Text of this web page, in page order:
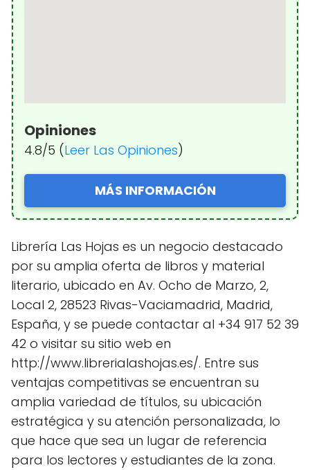
Opiniones
4.8/5 (Leer Las Opiniones)
MÁS INFORMACIÓN
Librería Las Hojas es un negocio destacado
por su amplia oferta de libros y material
literario, ubicado en Av. Ocho de Marzo, 2,
Local 2, 28523 Rivas-Vaciamadrid, Madrid,
España, y se puede contactar al +34 917 52 39
42 o visitar su sitio web en
http://www.librerialashojas.es/. Entre sus
ventajas competitivas se encuentran su
amplia variedad de títulos, su ubicación
estratégica y su atención personalizada, lo
que hace que sea un lugar de referencia
para los lectores y estudiantes de la zona.